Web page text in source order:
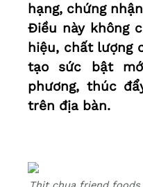
hạng, chứng
Điều này không
hiệu, chất lượng
tạo sức bật
phương, thúc
trên địa bàn.